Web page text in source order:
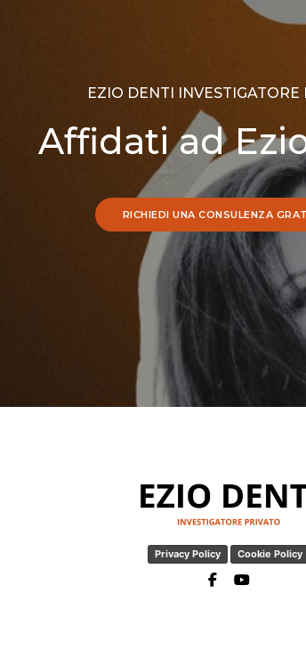
EZIO DENTI INVESTIGATORE
Affidati ad
RICHIEDI UNA CONSULENZA
Privacy Policy Cookie Policy